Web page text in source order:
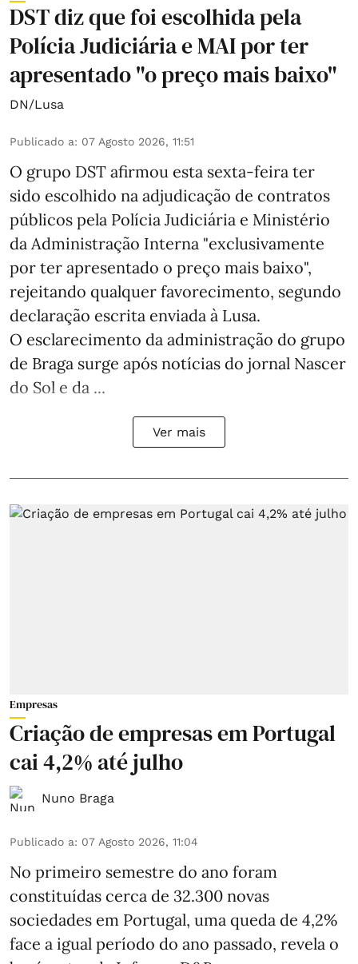
DST diz que foi escolhida pela
Polícia Judiciária e MAI por ter
apresentado "o preço mais baixo"
DN/Lusa
Publicado a: 07 Agosto 2026, 11:51
O grupo DST afirmou esta sexta-feira ter
sido escolhido na adjudicação de contratos
públicos pela Polícia Judiciária e Ministério
da Administração Interna "exclusivamente
por ter apresentado o preço mais baixo",
rejeitando qualquer favorecimento, segundo
declaração escrita enviada à Lusa.
O esclarecimento da administração do grupo
de Braga surge após notícias do jornal Nascer
do Sol e da ...
Ver mais
Empresas
Criação de empresas em Portugal
cai 4,2% até julho
Nuno Braga
Publicado a: 07 Agosto 2026, 11:04
No primeiro semestre do ano foram
constituídas cerca de 32.300 novas
sociedades em Portugal, uma queda de 4,2%
face a igual período do ano passado, revela o